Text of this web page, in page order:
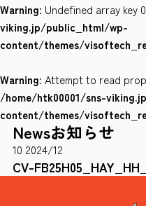
会社案内
サイトポリシー
［受付時間］ 9：00～18：
お問い合わ
Warning: Undefined array key
viking.jp/public_html/wp-
content/themes/
Warning: Attempt to read
/home/htk00001/sns-
content/themes/
Newsお知らせ
10 2024/12
CV-